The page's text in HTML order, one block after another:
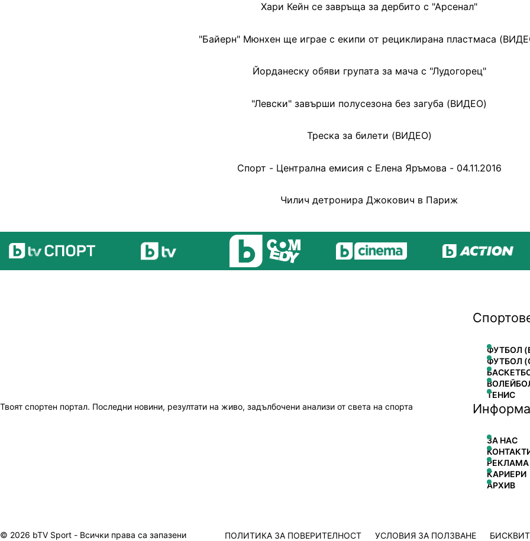
Хари Кейн се завръща за дербито с "Арсенал"
"Байерн" Мюнхен ще играе с екипи от рециклирана пластмаса
Йорданеску обяви групата за мача с "Лудогорец"
"Левски" завърши полусезона без загуба (ВИДЕО)
Треска за билети (ВИДЕО)
Спорт - Централна емисия с Елена Яръмова - 04.11.2016
Чилич детронира Джокович в Париж
Твоят спортен портал. Последни новини, резултати на живо, задълбочени анализи от света на спорта
ФУТБОЛ
ФУТБОЛ
ТЕНИС
ЗА НАС
РЕКЛАМА
КАРИЕРИ
АРХИВ
© 2026 bTV Sport - Всички права са запазени ПОЛИТИКА ЗА ПОВЕРИТЕЛНОСТ УСЛОВИЯ ЗА ПОЛЗВАНЕ